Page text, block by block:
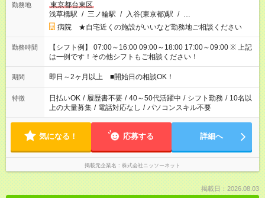
勤務地
東京都台東区
浅草橋駅 / 三ノ輪駅 / 入谷(東京都)駅 / …
病院 ★自宅近くの施設がいいなど勤務地ご相談ください
勤務時間
【シフト例】 07:00～16:00 09:00～18:00 17:00～09:00 ※ 上記
は一例です！その他シフトもご相談ください！
期間 即日～2ヶ月以上 ■開始日の相談OK！
特徴 日払いOK / 履歴書不要 / 40～50代活躍中 / シフト勤務 / 10名以
上の大量募集 / 電話対応なし / パソコンスキル不要
気になる！ 応募する 詳細へ
掲載元企業名 株式会社ニッソーネット
掲載日：2026.08.03